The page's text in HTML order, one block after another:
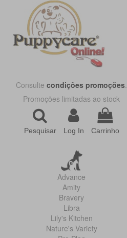
Consulte condições promoções.
Promoções limitadas ao stock
Pesquisar Log In Carrinho
Advance
Amity
Bravery
Libra
Lily's Kitchen
Nature's Variety